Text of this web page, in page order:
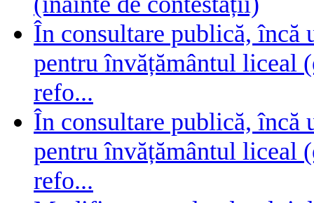
În consultare publică, încă
pentru învățământul liceal
refo...
În consultare publică, încă
pentru învățământul liceal
refo...